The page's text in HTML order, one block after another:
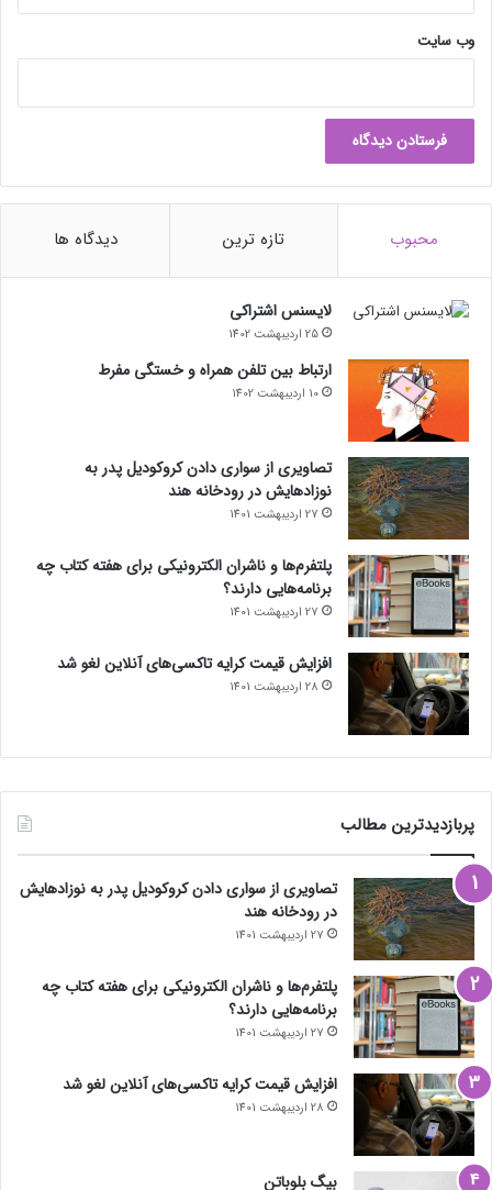
وب‌ سایت
محبوب تازه ترین دیدگاه ها
لایسنس اشتراکی
25 اردیبهشت 1402
ارتباط بین تلفن همراه و خستگی مفرط
10 اردیبهشت 1402
تصاویری از سواری دادن کروکودیل پدر به
نوزادهایش در رودخانه هند
27 اردیبهشت 1401
پلتفرم‌ها و ناشران الکترونیکی برای هفته کتاب چه
برنامه‌هایی دارند؟
27 اردیبهشت 1401
افزایش قیمت کرایه تاکسی‌های آنلاین لغو شد
28 اردیبهشت 1401
پربازدیدترین مطالب
تصاویری از سواری دادن کروکودیل پدر به نوزادهایش
در رودخانه هند
27 اردیبهشت 1401
پلتفرم‌ها و ناشران الکترونیکی برای هفته کتاب چه
برنامه‌هایی دارند؟
27 اردیبهشت 1401
افزایش قیمت کرایه تاکسی‌های آنلاین لغو شد
28 اردیبهشت 1401
بیگ بلوباتن